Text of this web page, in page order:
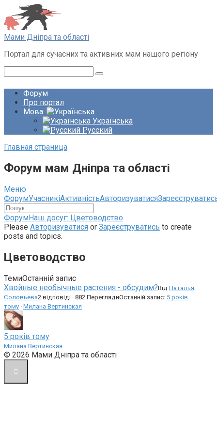
Перейти
до
вмісту
Мами Дніпра та області
Портал для сучасних та активних мам нашого регіону
Форум
Про портал
Мова:
Українська
Русский
Главная страница
Форум мам Дніпра та області
Меню
Навігація
по
форуму
ФорумУчасникіАктивністьАвторизуватися
Навігаційна
стежка
форуму
Ви
тут:
ФорумНаш досуг: Цветоводство
Please Авторизуватися or Зареєструватись to create
posts and topics.
Цветоводство
ТемиОстанній запис
Хвойные необычные растения - обсудим?Від Наталья
Соловьева2 відповіді · 882 ПереглядиОстанній запис: 5 років
тому · Милана Вертинская
5 років тому
Милана Вертинская
© 2026 Мами Дніпра та області